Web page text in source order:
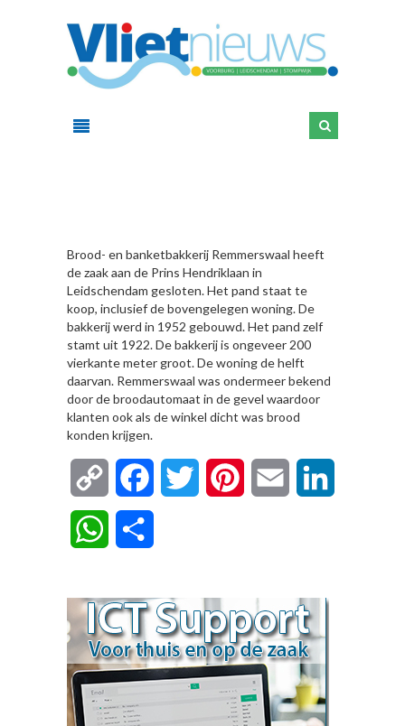
Brood- en banketbakkerij Remmerswaal heeft
de zaak aan de Prins Hendriklaan in
Leidschendam gesloten. Het pand staat te
koop, inclusief de bovengelegen woning. De
bakkerij werd in 1952 gebouwd. Het pand zelf
stamt uit 1922. De bakkerij is ongeveer 200
vierkante meter groot. De woning de helft
daarvan. Remmerswaal was ondermeer bekend
door de broodautomaat in de gevel waardoor
klanten ook als de winkel dicht was brood
konden krijgen.
Copy
Link
FacebookTwitter Pinterest Email
WhatsApp